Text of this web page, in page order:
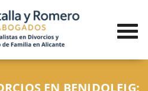
EN BENIDOLEIG: